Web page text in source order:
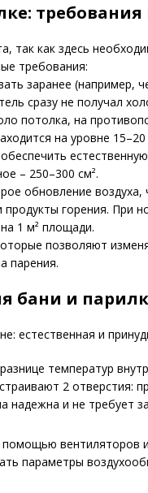
так как здесь
требования:
заранее (например,
сразу не получал
потолка, на
на уровне
– 250–300 см².
обновление воздуха,
горения. При
1 м² площади.
позволяют
парения.
бани и
естественная и
температур
2 отверстия:
и не требует
помощью вентиляторов
параметры